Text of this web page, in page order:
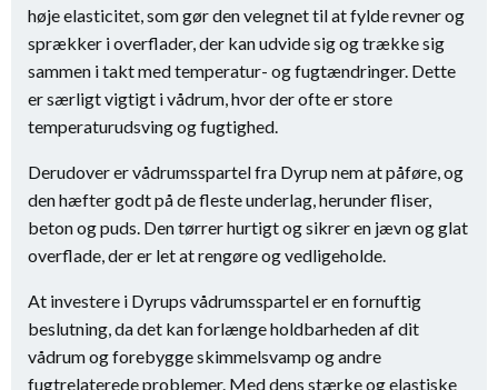
høje elasticitet, som gør den velegnet til at fylde revner og
sprækker i overflader, der kan udvide sig og trække sig
sammen i takt med temperatur- og fugtændringer. Dette
er særligt vigtigt i vådrum, hvor der ofte er store
temperaturudsving og fugtighed.
Derudover er vådrumsspartel fra Dyrup nem at påføre, og
den hæfter godt på de fleste underlag, herunder fliser,
beton og puds. Den tørrer hurtigt og sikrer en jævn og glat
overflade, der er let at rengøre og vedligeholde.
At investere i Dyrups vådrumsspartel er en fornuftig
beslutning, da det kan forlænge holdbarheden af dit
vådrum og forebygge skimmelsvamp og andre
fugtrelaterede problemer. Med dens stærke og elastiske